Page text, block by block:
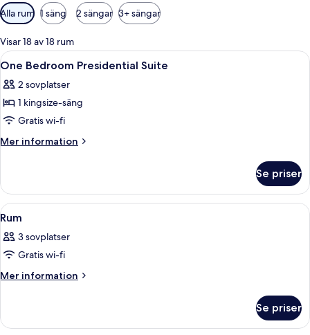
Tillgängliga
filter
för
rum
Alla rum 1 säng 2 sängar 3+ sängar
Visar 18 av 18 rum
Öppna
alla
foton
för
One
Bedroom
En säng med fyra stänger och en
9
One Bedroom Presidential Suite
2 sovplatser
1 kingsize-säng
Gratis wi-fi
Mer information
Mer
Bedroom
Presidential
Suite
Se priser
Öppna
alla
foton
för
Rum
Ett sovrum med en säng, en tv, en
17
Rum
3 sovplatser
Gratis wi-fi
Mer information
Mer
Se priser